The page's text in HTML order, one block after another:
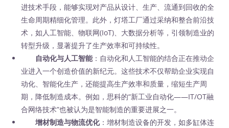
进技术手段，能够实现对产品从设计、生产、流通到回收的全
生命周期精细化管理。此外，灯塔工厂通过采纳和整合前沿技
术，如人工智能、物联网(IoT)、大数据分析等，引领制造业的
转型升级，显著提升了生产效率和可持续性。
自动化与人工智能：自动化和人工智能的结合正在推动企
业进入一个创造价值的新纪元。这些技术不仅帮助企业实现自
动化、智能化生产，还能提高生产效率和质量，缩短生产周
期，降低制造成本。例如，思科的“新工业自动化——IT/OT融
合网络技术”也被认为是智能制造的重要进展之一。
增材制造与物流优化：增材制造设备的开发，如多缸体连